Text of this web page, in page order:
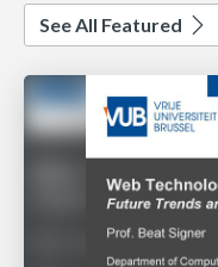
See All Featured